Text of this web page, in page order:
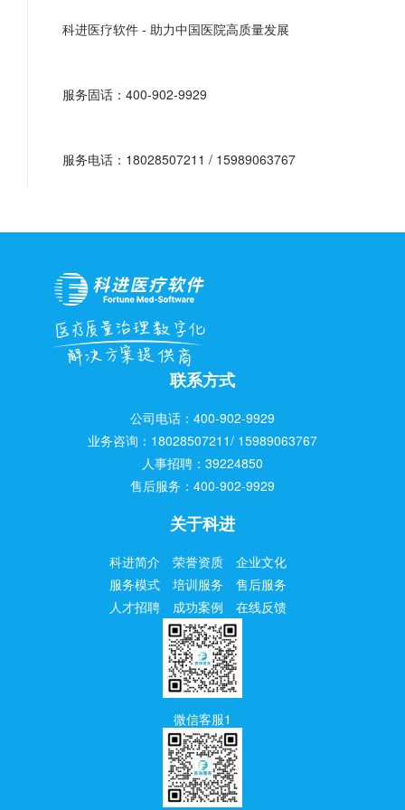
科进医疗软件 - 助力中国医院高质量发展
服务固话：400-902-9929
服务电话：18028507211 / 15989063767
联系方式
公司电话：400-902-9929
业务咨询：18028507211/ 15989063767
人事招聘：39224850
售后服务：400-902-9929
关于科进
科进简介 荣誉资质
企业文化
服务模式
培训服务
售后服务
人才招聘
成功案例 在线反馈
微信客服1